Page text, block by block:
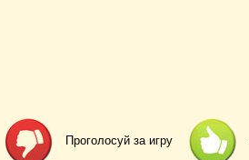
Проголосуй за игру